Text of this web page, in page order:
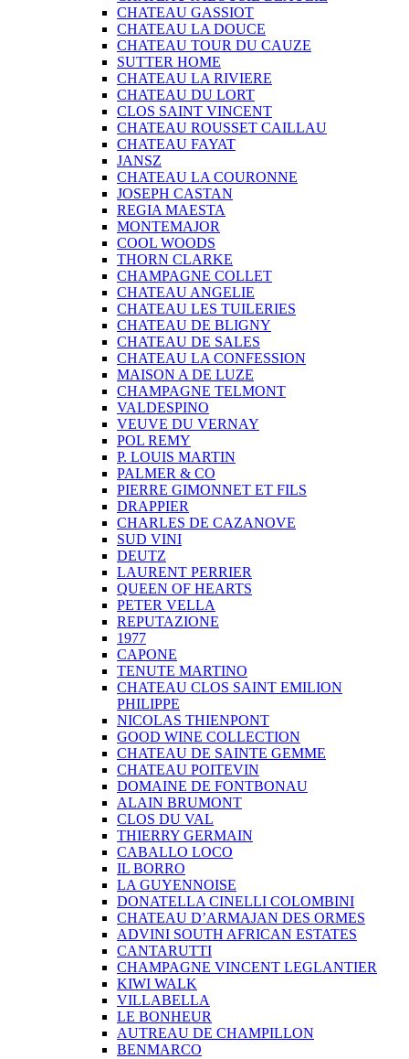
CHATEAU GASSIOT
CHATEAU LA DOUCE
CHATEAU TOUR DU CAUZE
SUTTER HOME
CHATEAU LA RIVIERE
CHATEAU DU LORT
CLOS SAINT VINCENT
CHATEAU ROUSSET CAILLAU
CHATEAU FAYAT
JANSZ
CHATEAU LA COURONNE
JOSEPH CASTAN
REGIA MAESTA
MONTEMAJOR
COOL WOODS
THORN CLARKE
CHAMPAGNE COLLET
CHATEAU ANGELIE
CHATEAU LES TUILERIES
CHATEAU DE BLIGNY
CHATEAU DE SALES
CHATEAU LA CONFESSION
MAISON A DE LUZE
CHAMPAGNE TELMONT
VALDESPINO
VEUVE DU VERNAY
POL REMY
P. LOUIS MARTIN
PALMER & CO
PIERRE GIMONNET ET FILS
DRAPPIER
CHARLES DE CAZANOVE
SUD VINI
DEUTZ
LAURENT PERRIER
QUEEN OF HEARTS
PETER VELLA
REPUTAZIONE
1977
CAPONE
TENUTE MARTINO
CHATEAU CLOS SAINT EMILION
PHILIPPE
NICOLAS THIENPONT
GOOD WINE COLLECTION
CHATEAU DE SAINTE GEMME
CHATEAU POITEVIN
DOMAINE DE FONTBONAU
ALAIN BRUMONT
CLOS DU VAL
THIERRY GERMAIN
CABALLO LOCO
IL BORRO
LA GUYENNOISE
DONATELLA CINELLI COLOMBINI
CHATEAU D’ARMAJAN DES ORMES
ADVINI SOUTH AFRICAN ESTATES
CANTARUTTI
CHAMPAGNE VINCENT LEGLANTIER
KIWI WALK
VILLABELLA
LE BONHEUR
AUTREAU DE CHAMPILLON
BENMARCO